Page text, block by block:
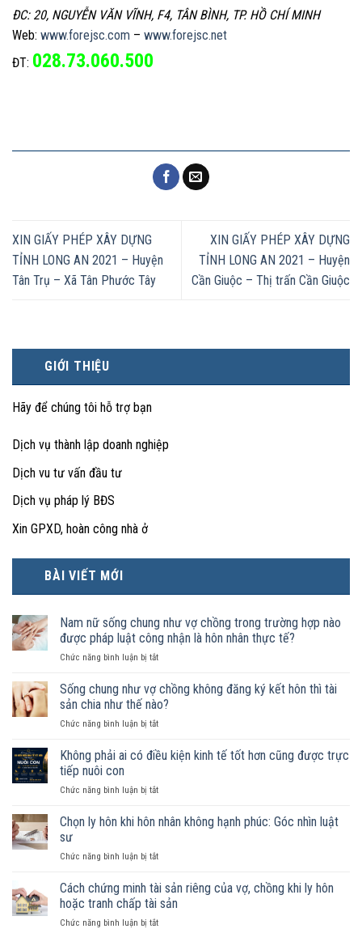
GIỚI THIỆU
Hãy để chúng tôi hỗ trợ bạn
Dịch vụ thành lập doanh nghiệp
Dịch vu tư vấn đầu tư
Dịch vụ pháp lý BĐS
Xin GPXD, hoàn công nhà ở
BÀI VIẾT MỚI
Nam nữ sống chung như vợ chồng trong trường hợp nào
được pháp luật công nhận là hôn nhân thực tế?
Chức năng bình luận bị tắtở
nữ
sống
chung
như
chồng
hợp
được
công
là
hôn
Sống chung như vợ chồng không đăng ký kết hôn thì tài
sản chia như thế nào?
Chức năng bình luận bị tắtở
chung
chồng
đăng
hôn
tài
sản
như
Không phải ai có điều kiện kinh tế tốt hơn cũng được trực
tiếp nuôi con
Chức năng bình luận bị tắtở
phải
điều
kinh
tế
hơn
Chọn ly hôn khi hôn nhân không hạnh phúc: Góc nhìn luật
sư
Chức năng bình luận bị tắtở
ly
hôn
khi
hôn
Cách chứng minh tài sản riêng của vợ, chồng khi ly hôn
hoặc tranh chấp tài sản
Chức năng bình luận bị tắtở
ĐC: 20, NGUYỄN VĂN VĨNH, F4, TÂN BÌNH, TP. HỒ CHÍ MINH
Web: www.forejsc.com – www.forejsc.net
ĐT: 028.73.060.500
XIN GIẤY PHÉP XÂY DỰNG
TỈNH LONG AN 2021 – Huyện
Tân Trụ – Xã Tân Phước Tây
XIN GIẤY PHÉP XÂY DỰNG
TỈNH LONG AN 2021 – Huyện
Cần Giuộc – Thị trấn Cần Giuộc